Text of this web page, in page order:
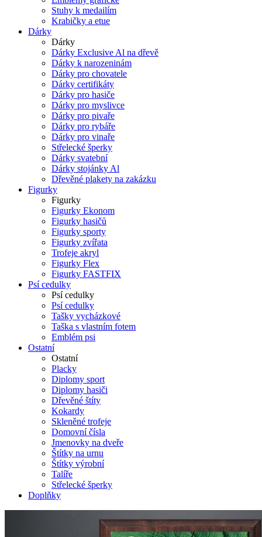
Stuhy k medailím
Krabičky a etue
Dárky
Dárky
Dárky Exclusive Al na dřevě
Dárky k narozeninám
Dárky pro chovatele
Dárky certifikáty
Dárky pro hasiče
Dárky pro myslivce
Dárky pro pivaře
Dárky pro rybáře
Dárky pro vinaře
Střelecké šperky
Dárky svatební
Dárky stojánky Al
Dřevěné plakety na zakázku
Figurky
Figurky
Figurky Ekonom
Figurky hasičů
Figurky sporty
Figurky zvířata
Trofeje akryl
Figurky Flex
Figurky FASTFIX
Psí cedulky
Psí cedulky
Psí cedulky
Tašky vycházkové
Taška s vlastním fotem
Emblém psi
Ostatní
Ostatní
Placky
Diplomy sport
Diplomy hasiči
Dřevěné štíty
Kokardy
Skleněné trofeje
Domovní čísla
Jmenovky na dveře
Štítky na urnu
Štítky výrobní
Talíře
Střelecké šperky
Doplňky